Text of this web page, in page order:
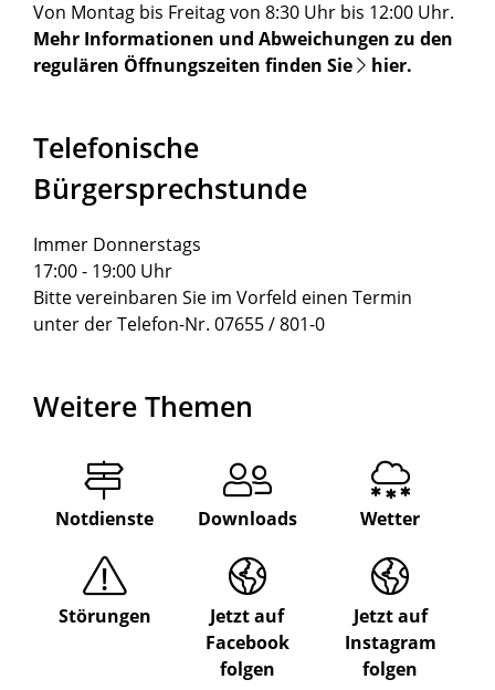
Von Montag bis Freitag von 8:30 Uhr bis 12:00 Uhr.
Mehr Informationen und Abweichungen zu den
regulären Öffnungszeiten finden Sie
hier.
Telefonische
Bürgersprechstunde
Immer Donnerstags
17:00 - 19:00 Uhr
Bitte vereinbaren Sie im Vorfeld einen Termin
unter der Telefon-Nr. 07655 / 801-0
Weitere Themen
Notdienste Downloads Wetter
Störungen
Jetzt auf
Facebook
folgen
Jetzt auf
Instagram
folgen